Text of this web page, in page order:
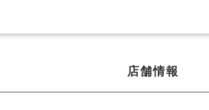
店舗情報